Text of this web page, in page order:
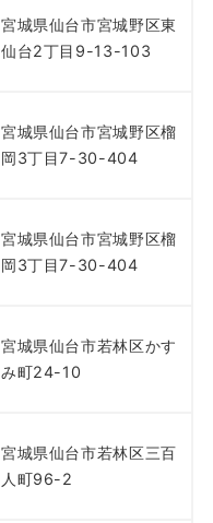
宮城県仙台市宮城野区東
仙台2丁目9-13-103
宮城県仙台市宮城野区榴
岡3丁目7-30-404
宮城県仙台市宮城野区榴
岡3丁目7-30-404
宮城県仙台市若林区かす
み町24-10
宮城県仙台市若林区三百
人町96-2